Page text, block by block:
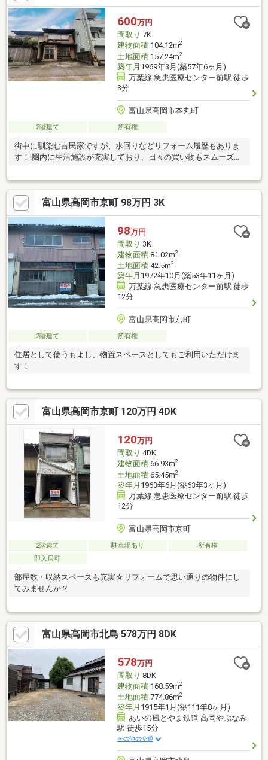
600万円
間取り 7K
建物面積104.12m2
土地面積157.24m2
築年月 1969年3月(築57年6ヶ月)
万葉線 急患医療センター前駅 徒歩
3分
富山県高岡市本丸町
2階建て 所有権
街中に馴染む古民家ですが、水回りなどリフォーム履歴もありま
す！!圏内に生活施設が充実しており、日々の買い物もスムーズ。
建物がなく、明るくゆったりとした開放感が広がります。ぜひご
体感ください!(^^)・現状渡し・上水道引込有(引込13mm、メータ
ーなし)・下水道引込有(受益者負担金納入済)・築年数不明・駐車
1台可能(軽自動車)
富山県高岡市京町 98万円 3K
98万円
間取り 3K
建物面積81.02m2
土地面積42.5m2
築年月 1972年10月(築53年11ヶ月)
万葉線 急患医療センター前駅 徒歩
12分
富山県高岡市京町
2階建て 所有権
住居として使うもよし、物置スペースとしてもご利用いただけま
す！
富山県高岡市京町 120万円 4DK
120万円
間取り 4DK
建物面積66.93m2
土地面積65.45m2
築年月 1963年6月(築63年3ヶ月)
万葉線 急患医療センター前駅 徒歩
12分
富山県高岡市京町
2階建て 駐車場あり
所有権
即入居可
部屋数・収納スペースも充実☆リフォームで思い通りの物件にし
てみませんか？
富山県高岡市北島 578万円 8DK
578万円
間取り 8DK
建物面積168.59m2
土地面積774.86m2
築年月 1915年1月(築111年8ヶ月)
あいの風とやま鉄道 高岡やぶなみ
駅 徒歩15分
その他の交通